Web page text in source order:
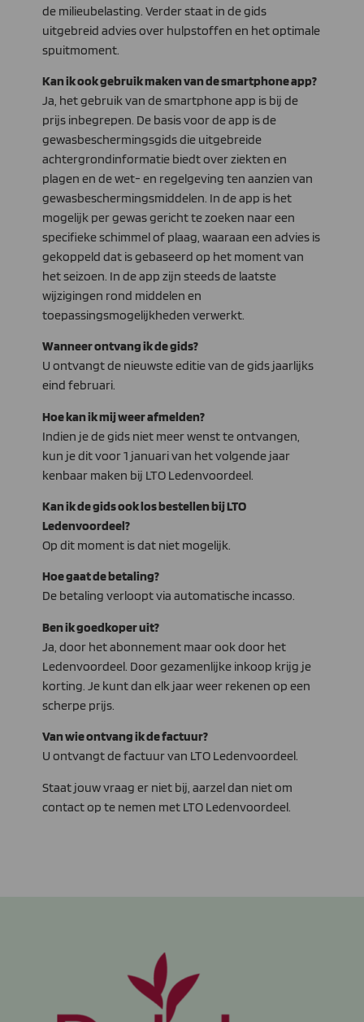
de milieubelasting. Verder staat in de gids
uitgebreid advies over hulpstoffen en het optimale
spuitmoment.
Kan ik ook gebruik maken van de smartphone app?
Ja, het gebruik van de smartphone app is bij de
prijs inbegrepen. De basis voor de app is de
gewasbeschermingsgids die uitgebreide
achtergrondinformatie biedt over ziekten en
plagen en de wet- en regelgeving ten aanzien van
gewasbeschermingsmiddelen. In de app is het
mogelijk per gewas gericht te zoeken naar een
specifieke schimmel of plaag, waaraan een advies is
gekoppeld dat is gebaseerd op het moment van
het seizoen. In de app zijn steeds de laatste
wijzigingen rond middelen en
toepassingsmogelijkheden verwerkt.
Wanneer ontvang ik de gids?
U ontvangt de nieuwste editie van de gids jaarlijks
eind februari.
Hoe kan ik mij weer afmelden?
Indien je de gids niet meer wenst te ontvangen,
kun je dit voor 1 januari van het volgende jaar
kenbaar maken bij LTO Ledenvoordeel.
Kan ik de gids ook los bestellen bij LTO
Ledenvoordeel?
Op dit moment is dat niet mogelijk.
Hoe gaat de betaling?
De betaling verloopt via automatische incasso.
Ben ik goedkoper uit?
Ja, door het abonnement maar ook door het
Ledenvoordeel. Door gezamenlijke inkoop krijg je
korting. Je kunt dan elk jaar weer rekenen op een
scherpe prijs.
Van wie ontvang ik de factuur?
U ontvangt de factuur van LTO Ledenvoordeel.
Staat jouw vraag er niet bij, aarzel dan niet om
contact op te nemen met LTO Ledenvoordeel.